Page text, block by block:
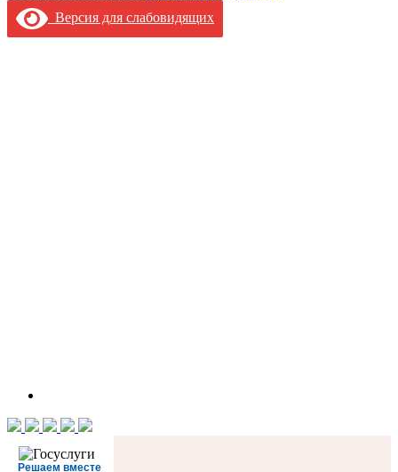
Версия для слабовидящих
Решаем вместе